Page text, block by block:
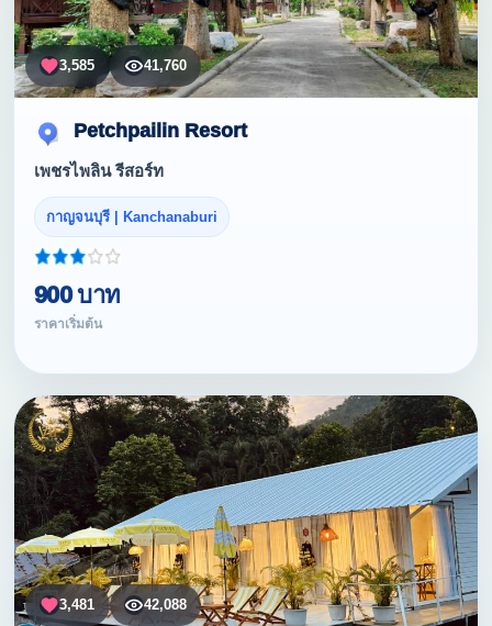
3,585 41,760
Petchpailin Resort
เพชรไพลิน รีสอร์ท
กาญจนบุรี | Kanchanaburi
900 บาท
ราคาเริ่มต้น
3,481 42,088